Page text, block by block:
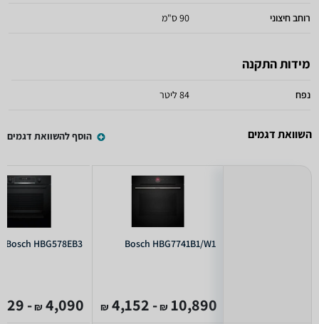
רוחב חיצוני 90 ס"מ
מידות התקנה
נפח 84 ליטר
השוואת דגמים הוסף להשוואת דגמים
Bosch HBG7741B1/W1
10,890
₪
- 4,152
₪
Bosch HBG578EB3
4,090
₪
- 2,629